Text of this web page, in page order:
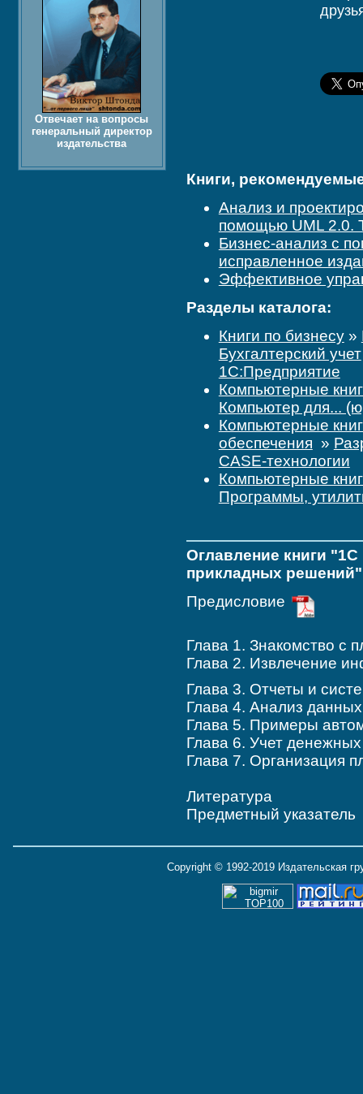
Книги,
Анализ и
помощью UML 2.0.
Бизнес-анализ с
исправленное
Эффективное
Разделы каталога:
Книги по бизнесу»
Бухгалтерский учет
1С:Предприятие
Компьютерные
Компьютер для...
Компьютерные
обеспечения »
CASE-технологии
Компьютерные
Программы,
Оглавление книги "1С
прикладных решений"
Предисловие
Глава 1. Знакомство
Глава 2. Извлечение
Глава 3. Отчеты и
Глава 4. Анализ
Глава 5. Примеры
Глава 6. Учет
Глава 7. Организация
Литература
Предметный указатель
Отвечает на вопросы
генеральный директор
издательства
Copyright © 1992-2019 Издательская